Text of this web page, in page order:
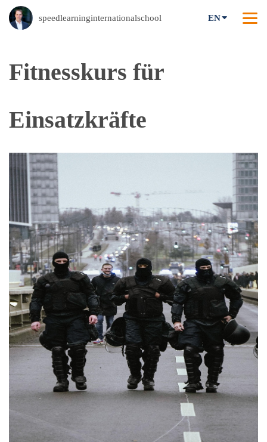
speedlearninginternationalschool
EN
BACK
Fitnesskurs für
Einsatzkräfte